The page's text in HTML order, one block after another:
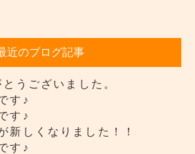
近のブログ記事
うございました。
す♪
す♪
新しくなりました！！
す♪